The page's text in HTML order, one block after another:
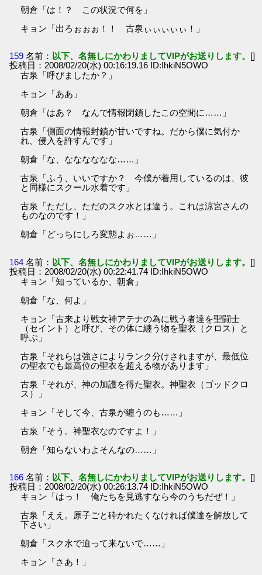
朝倉「は！？ この状況で何を」
キョン「出ろぉぉぉ！！ 古泉ぃぃぃぃぃ！」
159 名前： 以下、名無しにかわりましてVIPがお送りします。 []
投稿日：2008/02/20(水) 00:16:19.16 ID:IhkiN5OWO
古泉「呼びましたか？」
キョン「ああ」
朝倉「はあ？ なんで情報閉鎖したこの空間に……」
古泉「側面の情報封鎖が甘いですね。だから僕に気付か
れ、侵入を許すんです」
朝倉「な、なななななな……」
古泉「ふう、いいですか？ 今僕が着用しているのは、彼
と同様にスクール水着です」
古泉「ただし、ただのスク水とは違う。これは涼宮さんの
ものなのです！」
朝倉「どっちにしろ変態よぉ……」
164 名前： 以下、名無しにかわりましてVIPがお送りします。 []
投稿日：2008/02/20(水) 00:22:41.74 ID:IhkiN5OWO
キョン「知っているか、朝倉」
朝倉「な、何よ」
キョン「古来より戦女神アテナの為に戦う者達を聖闘士
（セイント）と呼び、その体に纏う物を聖衣（クロス）と
呼ぶ」
古泉「それらは強さによりランク分けされますが、最低位
の聖衣でも最高位の聖衣を超える物があります」
古泉「それが、神の加護を得た聖衣。神聖衣（ゴッドクロ
ス）」
キョン「そして今、古泉が纏うのも……」
古泉「そう。神聖衣なのですよ！」
朝倉「知らないわよそんなの……」
166 名前： 以下、名無しにかわりましてVIPがお送りします。 []
投稿日：2008/02/20(水) 00:26:13.74 ID:IhkiN5OWO
キョン「はっ！ 俺たちを見逃すなら今のうちだぜ！」
古泉「ええ。原子ごと砕かれたくなければ僕達を解放して
下さい」
朝倉「スク水で迫って来ないで……」
キョン「さあ！」